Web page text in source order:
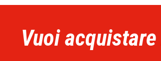
Vuoi